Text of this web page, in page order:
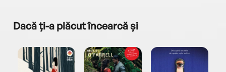
Dacă ți-a plăcut încearcă și